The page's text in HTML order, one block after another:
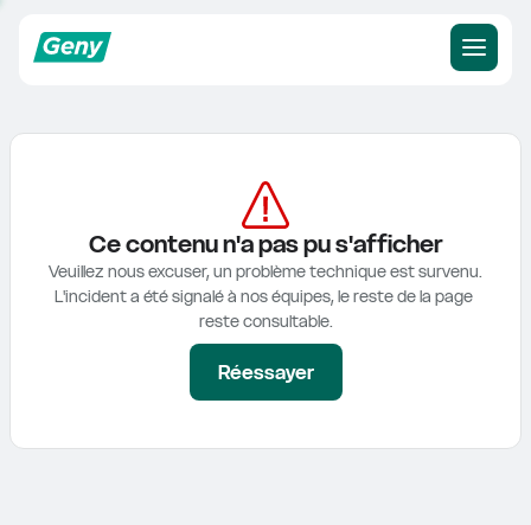
Ce contenu n'a pas pu s'afficher
Veuillez nous excuser, un problème technique est survenu.
L'incident a été signalé à nos équipes, le reste de la page
reste consultable.
Réessayer